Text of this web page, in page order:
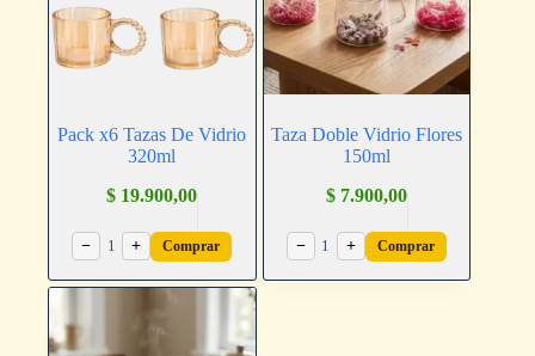
Pack x6 Tazas De Vidrio
320ml
$ 19.900,00
− 1 + Comprar
Taza Doble Vidrio Flores
150ml
$7.900,00
− 1 + Comprar